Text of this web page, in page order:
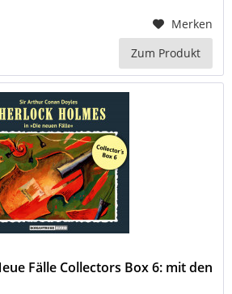
Merken
Zum Produkt
Fälle Collectors Box 6: mit den